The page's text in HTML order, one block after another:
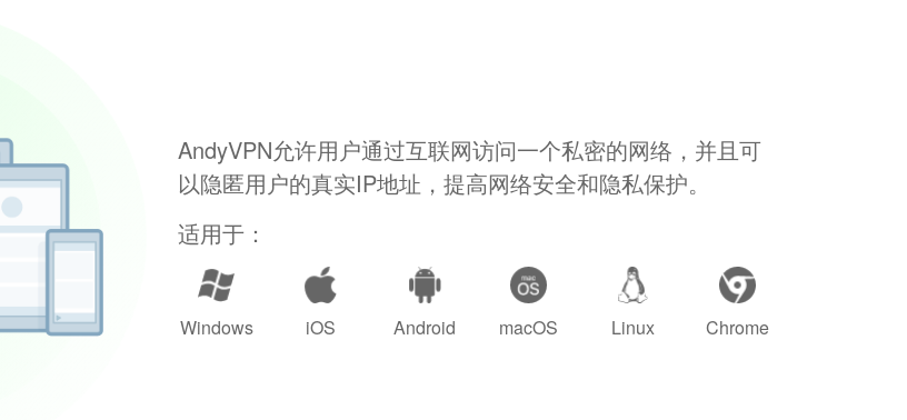
AndyVPN允许用户通过互联网访问一个私密的网络，并且可
以隐匿用户的真实IP地址，提高网络安全和隐私保护。
适用于：
Windows iOS Android macOS Linux Chrome